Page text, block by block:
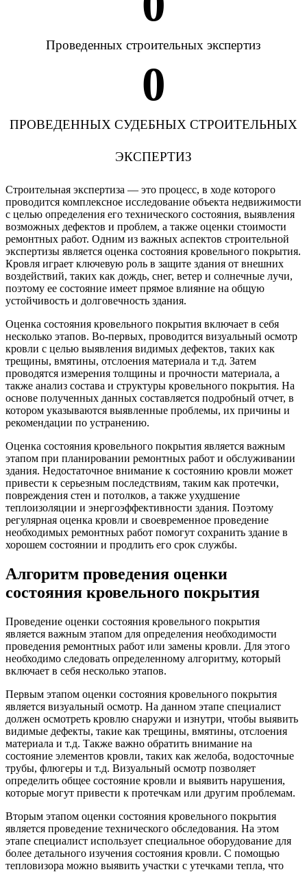
Проведенных строительных экспертиз
0
ПРОВЕДЕННЫХ СУДЕБНЫХ СТРОИТЕЛЬНЫХ
ЭКСПЕРТИЗ
Строительная экспертиза — это процесс, в ходе которого
проводится комплексное исследование объекта недвижимости
с целью определения его технического состояния, выявления
возможных дефектов и проблем, а также оценки стоимости
ремонтных работ. Одним из важных аспектов строительной
экспертизы является оценка состояния кровельного покрытия.
Кровля играет ключевую роль в защите здания от внешних
воздействий, таких как дождь, снег, ветер и солнечные лучи,
поэтому ее состояние имеет прямое влияние на общую
устойчивость и долговечность здания.
Оценка состояния кровельного покрытия включает в себя
несколько этапов. Во-первых, проводится визуальный осмотр
кровли с целью выявления видимых дефектов, таких как
трещины, вмятины, отслоения материала и т.д. Затем
проводятся измерения толщины и прочности материала, а
также анализ состава и структуры кровельного покрытия. На
основе полученных данных составляется подробный отчет, в
котором указываются выявленные проблемы, их причины и
рекомендации по устранению.
Оценка состояния кровельного покрытия является важным
этапом при планировании ремонтных работ и обслуживании
здания. Недостаточное внимание к состоянию кровли может
привести к серьезным последствиям, таким как протечки,
повреждения стен и потолков, а также ухудшение
теплоизоляции и энергоэффективности здания. Поэтому
регулярная оценка кровли и своевременное проведение
необходимых ремонтных работ помогут сохранить здание в
хорошем состоянии и продлить его срок службы.
Алгоритм проведения оценки
состояния кровельного покрытия
Проведение оценки состояния кровельного покрытия
является важным этапом для определения необходимости
проведения ремонтных работ или замены кровли. Для этого
необходимо следовать определенному алгоритму, который
включает в себя несколько этапов.
Первым этапом оценки состояния кровельного покрытия
является визуальный осмотр. На данном этапе специалист
должен осмотреть кровлю снаружи и изнутри, чтобы выявить
видимые дефекты, такие как трещины, вмятины, отслоения
материала и т.д. Также важно обратить внимание на
состояние элементов кровли, таких как желоба, водосточные
трубы, флюгеры и т.д. Визуальный осмотр позволяет
определить общее состояние кровли и выявить нарушения,
которые могут привести к протечкам или другим проблемам.
Вторым этапом оценки состояния кровельного покрытия
является проведение технического обследования. На этом
этапе специалист использует специальное оборудование для
более детального изучения состояния кровли. С помощью
тепловизора можно выявить участки с утечками тепла, что